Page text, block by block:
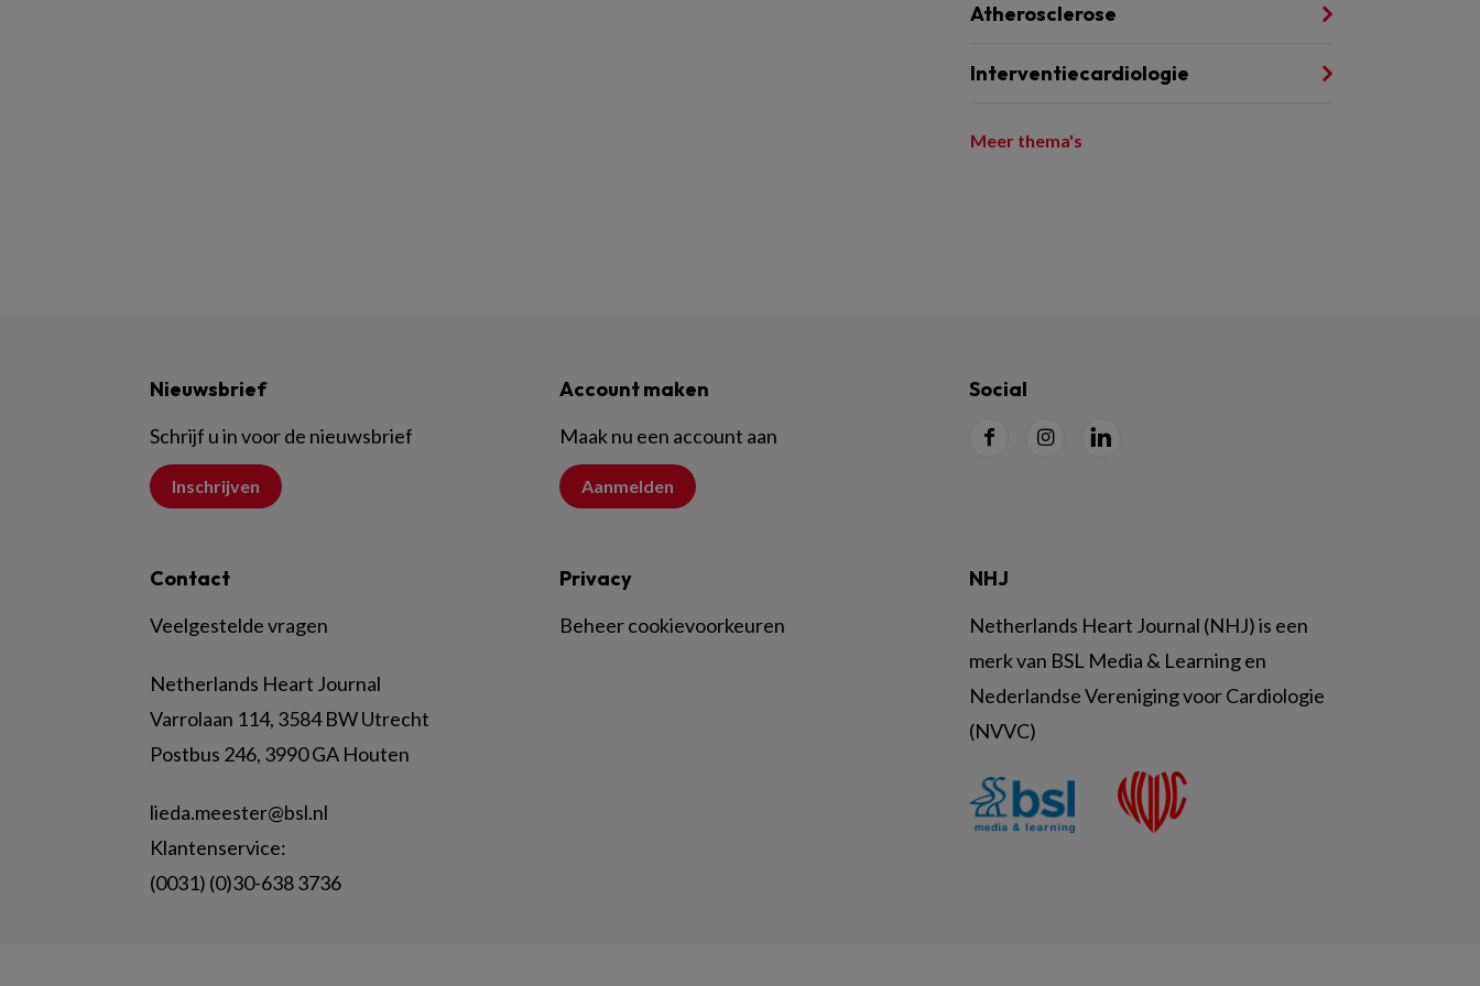
Atherosclerose
Interventiecardiologie
Meer thema's
Nieuwsbrief
Schrijf u in voor de nieuwsbrief
Inschrijven
Account maken
Maak nu een account aan
Aanmelden
Social
Contact
Veelgestelde vragen
Netherlands Heart Journal
Varrolaan 114, 3584 BW Utrecht
Postbus 246, 3990 GA Houten
lieda.meester@bsl.nl
Klantenservice:
(0031) (0)30-638 3736
Privacy
Beheer cookievoorkeuren
NHJ
Netherlands Heart Journal (NHJ) is een
merk van BSL Media & Learning en
Nederlandse Vereniging voor Cardiologie
(NVVC)